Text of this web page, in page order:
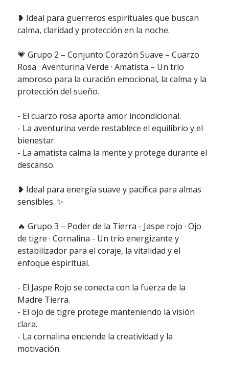
❥ Ideal para guerreros espirituales que buscan
calma, claridad y protección en la noche.
💗 Grupo 2 – Conjunto Corazón Suave – Cuarzo
Rosa · Aventurina Verde · Amatista – Un trío
amoroso para la curación emocional, la calma y la
protección del sueño.
- El cuarzo rosa aporta amor incondicional.
- La aventurina verde restablece el equilibrio y el
bienestar.
- La amatista calma la mente y protege durante el
descanso.
❥ Ideal para energía suave y pacífica para almas
sensibles. ✨
🔥 Grupo 3 – Poder de la Tierra - Jaspe rojo · Ojo
de tigre · Cornalina - Un trío energizante y
estabilizador para el coraje, la vitalidad y el
enfoque espiritual.
- El Jaspe Rojo se conecta con la fuerza de la
Madre Tierra.
- El ojo de tigre protege manteniendo la visión
clara.
- La cornalina enciende la creatividad y la
motivación.